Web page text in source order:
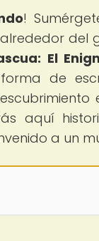
!
del
El
de
aquí
a un